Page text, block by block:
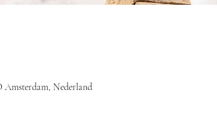
Amsterdam, Nederland